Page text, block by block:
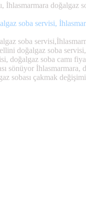
İhlasmarmara
soba servisi,
soba
doğalgaz soba
doğalgaz soba camı
sönüyor
sobası çakmak